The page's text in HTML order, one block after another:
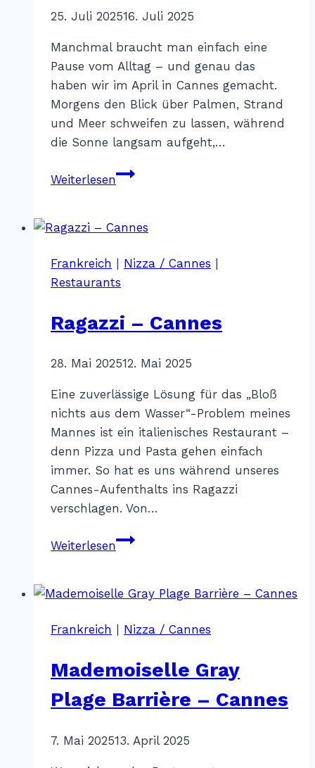
VonKatharina
25. Juli 202516. Juli 2025
Manchmal braucht man einfach eine
Pause vom Alltag – und genau das
haben wir im April in Cannes gemacht.
Morgens den Blick über Palmen, Strand
und Meer schweifen zu lassen, während
die Sonne langsam aufgeht,…
WeiterlesenFernweh
–
Frankreich | Nizza / Cannes |
Restaurants
Ragazzi – Cannes
VonKatharina
28. Mai 202512. Mai 2025
Eine zuverlässige Lösung für das „Bloß
nichts aus dem Wasser“-Problem meines
Mannes ist ein italienisches Restaurant –
denn Pizza und Pasta gehen einfach
immer. So hat es uns während unseres
Cannes-Aufenthalts ins Ragazzi
verschlagen. Von…
WeiterlesenRagazzi
Frankreich Nizza / Cannes
Mademoiselle Gray
Plage Barrière – Cannes
VonKatharina
7. Mai 202513. April 2025